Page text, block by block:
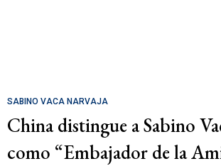
SABINO VACA NARVAJA
China distingue a Sabino
como “Embajador de la